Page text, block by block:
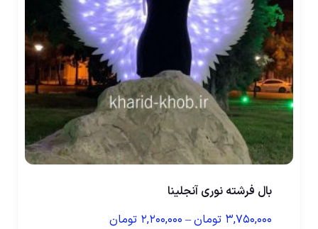
بال فرشته نوری آنجلینا
۳,۷۵۰,۰۰۰ تومان– ۲,۲۰۰,۰۰۰ تومان